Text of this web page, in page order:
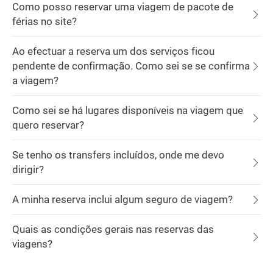
Como posso reservar uma viagem de pacote de
férias no site?
Ao efectuar a reserva um dos serviços ficou
pendente de confirmação. Como sei se se confirma
a viagem?
Como sei se há lugares disponíveis na viagem que
quero reservar?
Se tenho os transfers incluídos, onde me devo
dirigir?
A minha reserva inclui algum seguro de viagem?
Quais as condições gerais nas reservas das
viagens?